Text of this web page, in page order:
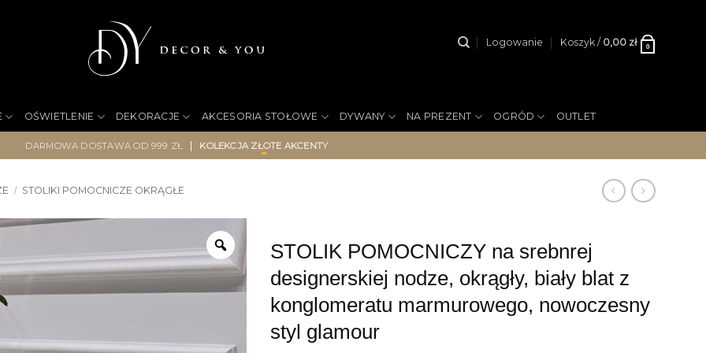
Logowanie Koszyk / 0,00 zł 0
OŚWIETLENIE DEKORACJE AKCESORIA STOŁOWE DYWANY NA PREZENT OGRÓD OUTLET
DARMOWA DOSTAWA OD 999 ZŁ | KOLEKCJA ZŁOTE AKCENTY
/ STOLIKI POMOCNICZE OKRĄGŁE
STOLIK POMOCNICZY na srebnrej
designerskiej nodze, okrągły, biały blat z
konglomeratu marmurowego, nowoczesny
styl glamour